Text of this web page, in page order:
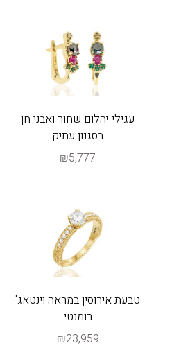
עגילי יהלום שחור ואבני חן
בסגנון עתיק
₪5,777
טבעת אירוסין במראה וינטאג'
רומנטי
₪23,959